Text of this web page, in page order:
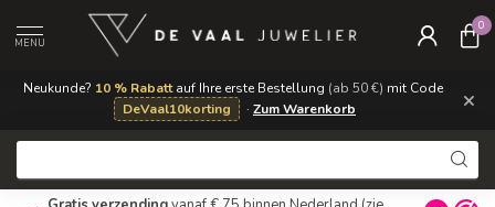
Neukunde? 10 % Rabattauf Ihre erste Bestellung (ab 50 €) mit Code
DeVaal10korting
· Zum Warenkorb ×
MENU
0